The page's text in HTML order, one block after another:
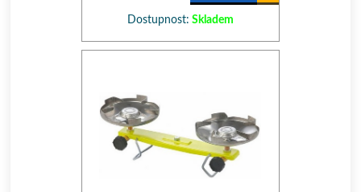
Dostupnost: Skladem